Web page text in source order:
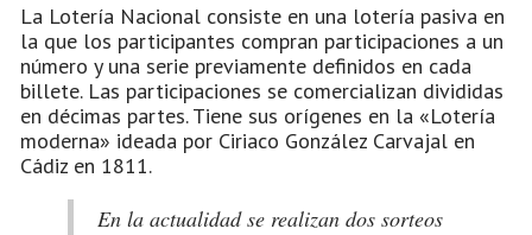
La Lotería Nacional consiste en una lotería pasiva en
la que los participantes compran participaciones a un
número y una serie previamente definidos en cada
billete. Las participaciones se comercializan divididas
en décimas partes. Tiene sus orígenes en la «Lotería
moderna» ideada por Ciriaco González Carvajal en
Cádiz en 1811.
En la actualidad se realizan dos sorteos